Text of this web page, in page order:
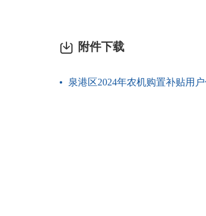
附件下载
泉港区2024年农机购置补贴用